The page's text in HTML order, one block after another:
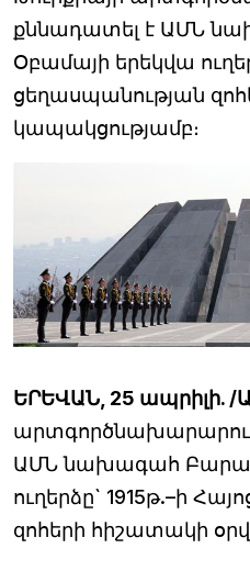
քննադատել է ԱՄՆ
Օբամայի երեկվա
ցեղասպանության
կապակցությամբ։
ԵՐԵՎԱՆ, 25 ապրիլի. /
ԱՄՆ նախագահ
ուղերձը` 1915թ.–ի
զոհերի հիշատակի